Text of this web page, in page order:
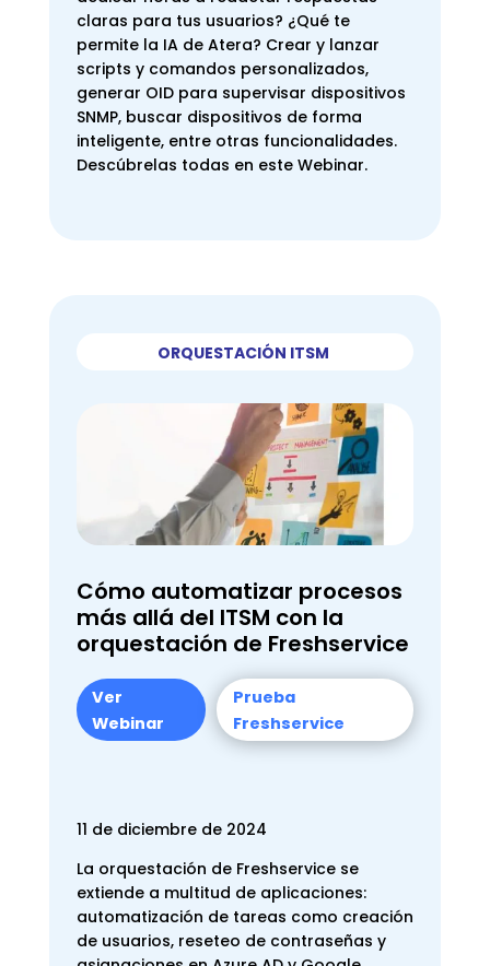
claras para tus usuarios? ¿Qué te
permite la IA de Atera? Crear y lanzar
scripts y comandos personalizados,
generar OID para supervisar dispositivos
SNMP, buscar dispositivos de forma
inteligente, entre otras funcionalidades.
Descúbrelas todas en este Webinar.
ORQUESTACIÓN ITSM
Cómo automatizar procesos
más allá del ITSM con la
orquestación de Freshservice
Ver
Webinar
Prueba
Freshservice
11 de diciembre de 2024
La orquestación de Freshservice se
extiende a multitud de aplicaciones:
automatización de tareas como creación
de usuarios, reseteo de contraseñas y